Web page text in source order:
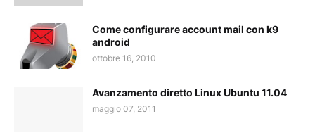
Come configurare account mail con k9
android
ottobre 16, 2010
Avanzamento diretto Linux Ubuntu 11.04
maggio 07, 2011